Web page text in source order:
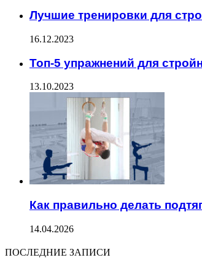
Лучшие тренировки для
16.12.2023
Топ-5 упражнений для
13.10.2023
Как правильно делать
14.04.2026
ПОСЛЕДНИЕ ЗАПИСИ